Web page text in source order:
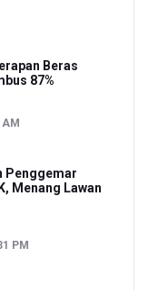
Beras
87%
Penggemar
Menang Lawan
PM